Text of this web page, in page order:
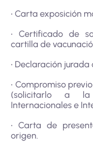
• Carta exposición
• Certificado de
cartilla de
• Declaración
• Compromiso
(solicitarlo a la
Internacionales e
• Carta de
origen.